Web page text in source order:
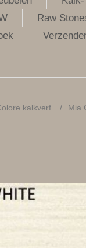
Raw
kalkverf / Mia